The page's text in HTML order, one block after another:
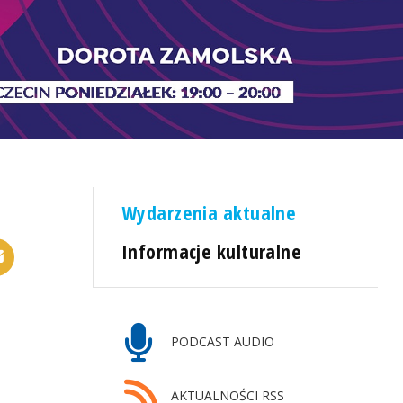
Wydarzenia aktualne
Informacje kulturalne
PODCAST AUDIO
AKTUALNOŚCI RSS